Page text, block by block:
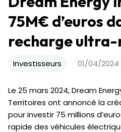
75M€ d’euros
recharge
Investisseurs 01/04/2024
Le 25 mars 2024, Dream
Territoires ont annoncé la
pour investir 75 millions
rapide des véhicules